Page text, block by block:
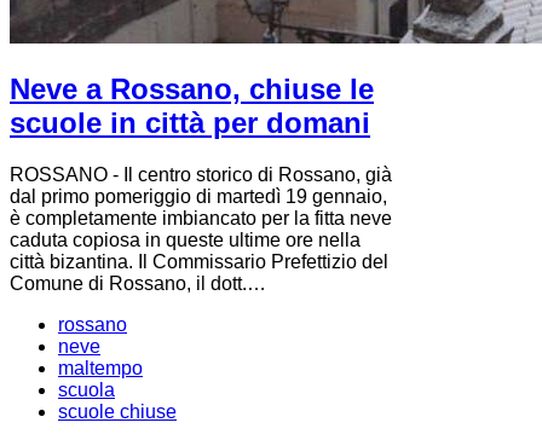
Neve a Rossano, chiuse le
scuole in città per domani
ROSSANO - Il centro storico di Rossano, già
dal primo pomeriggio di martedì 19 gennaio,
è completamente imbiancato per la fitta neve
caduta copiosa in queste ultime ore nella
città bizantina. Il Commissario Prefettizio del
Comune di Rossano, il dott.…
rossano
neve
maltempo
scuola
scuole chiuse